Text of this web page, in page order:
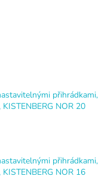
přihrádkami,
NOR 20
přihrádkami,
NOR 16